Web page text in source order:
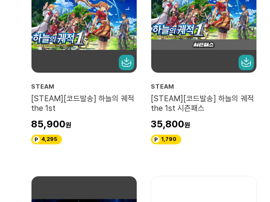
STEAM
[STEAM][코드발송] 하늘의 궤적
the 1st
85,900
4,295
STEAM
[STEAM][코드발송] 하늘의 궤적
the 1st 시즌패스
35,800
1,790